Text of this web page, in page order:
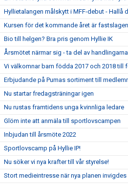
Hyllietalangen målskytt i MFF-debut - Hallå
Kursen för det kommande året är fastslagen
Bio till helgen? Bra pris genom Hyllie IK
Årsmötet närmar sig - ta del av handlingarna
Vi välkomnar barn födda 2017 och 2018 till
Erbjudande på Pumas sortiment till
Nu startar fredagsträningar igen
Nu rustas framtidens unga kvinnliga ledare
Glöm inte att anmäla till sportlovscampen
Inbjudan till årsmöte 2022
Sportlovscamp på Hyllie IP!
Nu söker vi nya krafter till vår styrelse!
Stort medieintresse när nya planen invigdes